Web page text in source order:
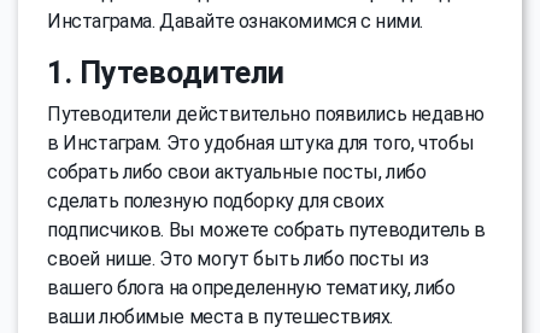
Инстаграма. Давайте ознакомимся с ними.
1. Путеводители
Путеводители действительно появились недавно
в Инстаграм. Это удобная штука для того, чтобы
собрать либо свои актуальные посты, либо
сделать полезную подборку для своих
подписчиков. Вы можете собрать путеводитель в
своей нише. Это могут быть либо посты из
вашего блога на определенную тематику, либо
ваши любимые места в путешествиях.